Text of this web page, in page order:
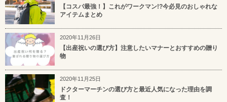
【コスパ最強！】これがワークマン!?今必見のおしゃれな
アイテムまとめ
2020年11月26日
【出産祝いの選び方】注意したいマナーとおすすめの贈り
物
2020年11月25日
ドクターマーチンの選び方と最近人気になった理由を調
査！